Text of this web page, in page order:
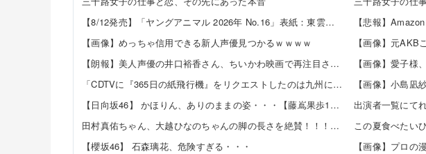
【8/12発売】「ヤングアニマル 2026年 No.16」表紙：東雲うみ / 虹咲カリナ
【画像】めっちゃ信用できる新人声優見つかるｗｗｗｗ
【朗報】美人声優の井口裕香さん、ちいかわ映画で再注目されるｗｗｗｗ
「CDTVに『365日の紙飛行機』をリクエストしたのは九州に住む中学生」←この事実って結構デカいよな【AKB48】
【日向坂46】 かほりん、ありのままの姿・・・【藤嶌果歩1st写真集】
田村真佑ちゃん、大越ひなのちゃんの脚の長さを絶賛！！！【乃木坂46】
【櫻坂46】 石森璃花、危険すぎる・・・
【画像】愛子様
【画像】プロの